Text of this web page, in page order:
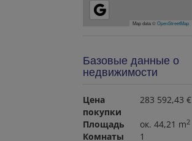
Map data ©OpenStreetMap
Базовые данные о
недвижимости
Цена
покупки
283 592,43 €
Площадь ок. 44,21 m2
Комнаты 1